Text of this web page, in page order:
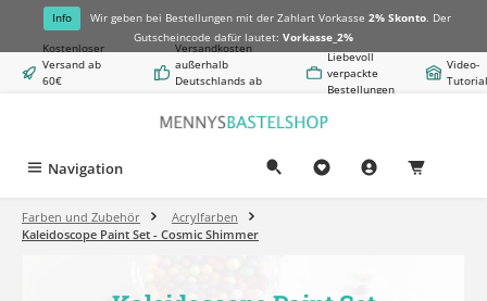
springen
Info Wir geben bei Bestellungen mit der Zahlart Vorkasse 2% Skonto. Der
Gutscheincode dafür lautet: Vorkasse_2%
Kostenloser
Versand ab
60€
Versandkosten
außerhalb
Deutschlands ab
Liebevoll
verpackte
Bestellungen
Video-
Navigation
Farben und Zubehör
Acrylfarben
Kaleidoscope Paint Set - Cosmic Shimmer